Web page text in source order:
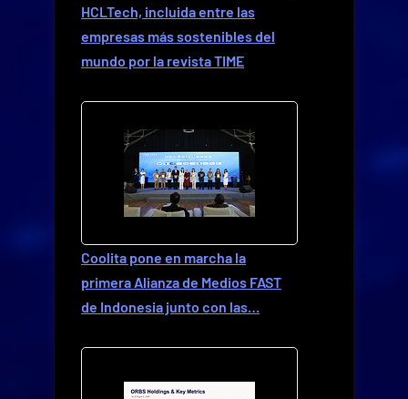
HCLTech, incluida entre las
empresas más sostenibles del
mundo por la revista TIME
Coolita pone en marcha la
primera Alianza de Medios FAST
de Indonesia junto con las…